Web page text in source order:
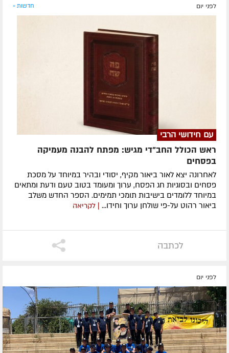
לפני יום חדשות »
עם חידושי הרבי
ראש הכולל החב"די מגיש: מפתח להבנה מעמיקה
בפסחים
לאחרונה ​יצא לאור ביאור מקיף, יסודי ובהיר במיוחד על מסכת
פסחים ובסוגיות חג הפסח, ערוך ומעומד בטוב טעם ודעת ומתאים
במיוחד ללומדים בישיבות תומכי תמימים. ​הספר החדש משלב
ביאור רהוט על-פי שולחן ערוך וחידו... | לקריאה
לכתבה
לפני יום